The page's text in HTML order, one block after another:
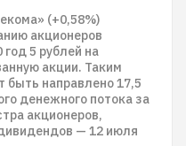
(+0,58%)
акционеров
5 рублей на
акции. Таким
направлено 17,5
денежного потока за
акционеров,
— 12 июля